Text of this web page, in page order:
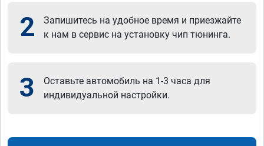
2
Запишитесь на удобное время и приезжайте
к нам в сервис на установку чип тюнинга.
3
Оставьте автомобиль на 1-3 часа для
индивидуальной настройки.